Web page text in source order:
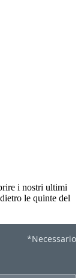
i nostri ultimi
le quinte del
*Necessario